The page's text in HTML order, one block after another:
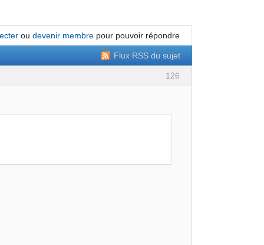
ou devenir membrepour pouvoir répondre
Flux RSS du sujet
126